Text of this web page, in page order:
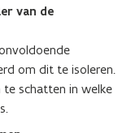
van de
om dit te isoleren.
te schatten in welke